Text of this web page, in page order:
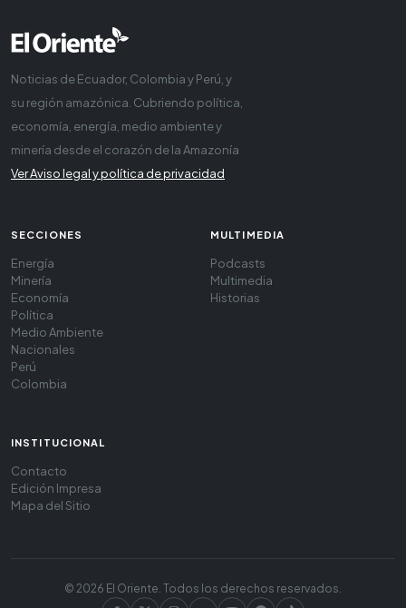
Noticias de Ecuador, Colombia y Perú, y
su región amazónica. Cubriendo política,
economía, energía, medio ambiente y
minería desde el corazón de la Amazonía
Ver Aviso legal y política de privacidad
SECCIONES
Energía
Minería
Economía
Política
Medio Ambiente
Nacionales
Perú
Colombia
MULTIMEDIA
Podcasts
Multimedia
Historias
INSTITUCIONAL
Contacto
Edición Impresa
Mapa del Sitio
© 2026 El Oriente. Todos los derechos reservados.